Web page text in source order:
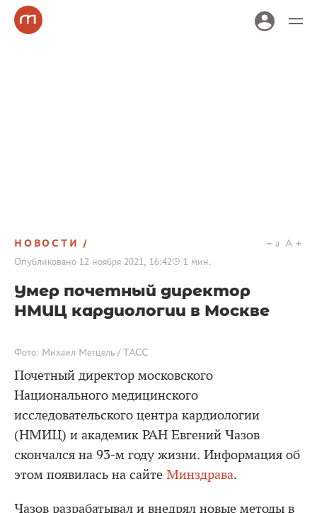
НОВОСТИ
Опубликовано 12 ноября 2021, 16:42 1 мин.
a A
Умер почетный директор
НМИЦ кардиологии в Москве
Фото: Михаил Метцель / ТАСС
Почетный директор московского
Национального медицинского
исследовательского центра кардиологии
(НМИЦ) и академик РАН Евгений Чазов
скончался на 93-м году жизни. Информация об
этом появилась на сайте Минздрава.
Чазов разрабатывал и внедрял новые методы в